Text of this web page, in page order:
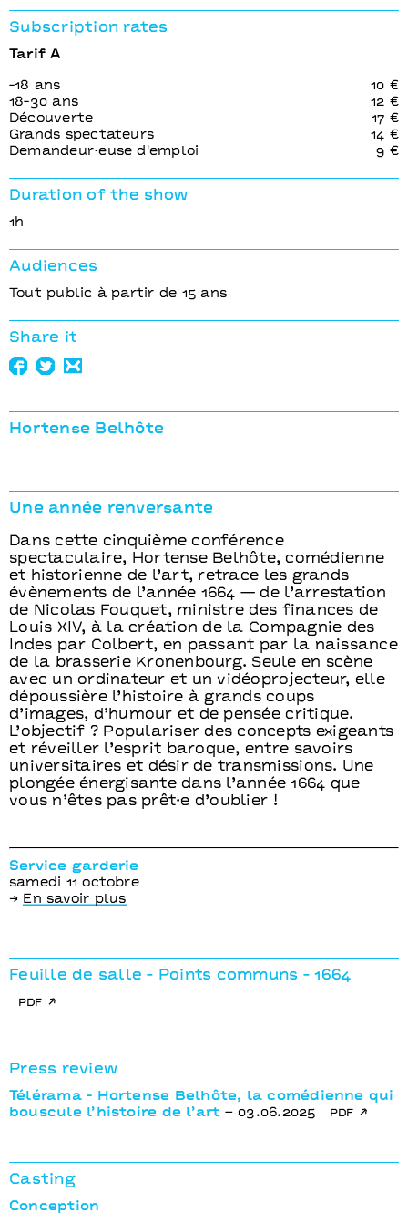
Hortense Belhôte
Une année renversante
Dans cette cinquième conférence
spectaculaire, Hortense Belhôte, comédienne
et historienne de l’art, retrace les grands
évènements de l’année 1664 — de l’arrestation
de Nicolas Fouquet, ministre des finances de
Louis XIV, à la création de la Compagnie des
Indes par Colbert, en passant par la naissance
de la brasserie Kronenbourg. Seule en scène
avec un ordinateur et un vidéoprojecteur, elle
dépoussière l’histoire à grands coups
d’images, d’humour et de pensée critique.
L’objectif ? Populariser des concepts exigeants
et réveiller l’esprit baroque, entre savoirs
universitaires et désir de transmissions. Une
plongée énergisante dans l’année 1664 que
vous n’êtes pas prêt·e d’oublier !
Service garderie
samedi 11 octobre
→ En savoir plus
Feuille de salle - Points communs - 1664
pdf
Press review
Télérama - Hortense Belhôte, la comédienne qui
bouscule l’histoire de l’art – 03.06.2025 pdf
Casting
Conception
Subscription rates
Tarif A
-18 ans
10 €
18-30 ans
12 €
Découverte
17 €
Grands spectateurs
14 €
Demandeur⋅euse d'emploi
9 €
Duration of the show
1h
Audiences
Tout public à partir de 15 ans
Share it